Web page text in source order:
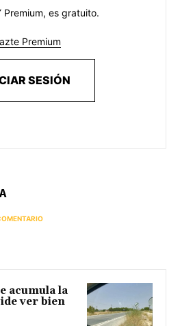
Premium, es gratuito.
Premium
SESIÓN
acumula la
ver bien